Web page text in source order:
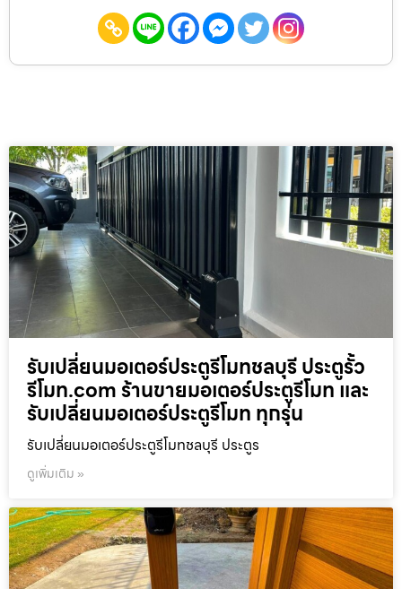
รับเปลี่ยนมอเตอร์ประตูรีโมทชลบุรี ประตูรั้ว
รีโมท.com ร้านขายมอเตอร์ประตูรีโมท และ
รับเปลี่ยนมอเตอร์ประตูรีโมท ทุกรุ่น
รับเปลี่ยนมอเตอร์ประตูรีโมทชลบุรี ประตูร
ดูเพิ่มเติม »